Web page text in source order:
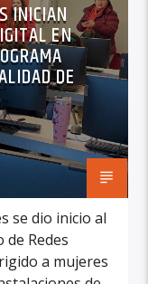
INICIAN
EN
DE
se dio inicio al
Redes
a mujeres